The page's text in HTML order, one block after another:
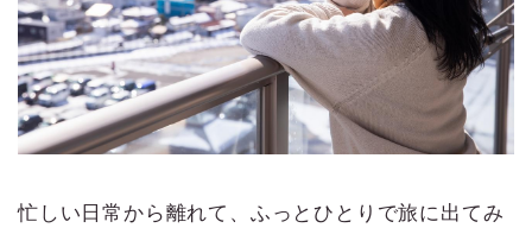
忙しい日常から離れて、ふっとひとりで旅に出てみ